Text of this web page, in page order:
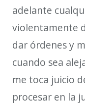
adelante
violentamente
dar órdenes y
cuando sea
me toca juicio
procesar en la